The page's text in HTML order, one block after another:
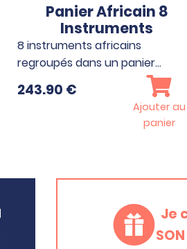
Panier Africain 8
Instruments
8 instruments africains
regroupés dans un panier…
243.90 €
Ajouter au
panier
Je